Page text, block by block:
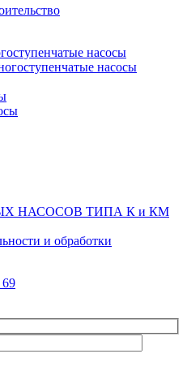
насосы
насосы
НАСОСОВ ТИПА К и КМ
и обработки
69